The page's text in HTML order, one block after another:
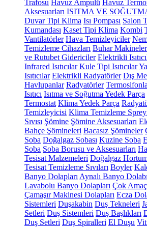
Trafosu Havuz Ampulü Havuz
Aksesuarları ISITMA VE
Duvar Tipi Klima Isı Pompası Salon
Kumandası Kaset Tipi Klima Kombi
Vantilatörler Hava Temizleyiciler
Temizleme Cihazları Buhar
ve Rutubet Gidericiler Elektrikli
Infrared Isıtıcılar Kule Tipi Isıtıcılar
Isıtıcılar Elektrikli Radyatörler Dış
Havlupanlar Radyatörler
Isıtıcı Isıtma ve Soğutma Yedek Parça
Termostat Klima Yedek Parça
Temizleyicisi Klima Temizleme
Sıvısı Şömine Şömine Aksesuarları
Bahçe Şömineleri Bacasız Şömineler
Soba Doğalgaz Sobası Kuzine Soba
Soba Soba Borusu ve Aksesuarları
Tesisat Malzemeleri Doğalgaz
Tesisat Temizleme Sıvıları Boyler
Banyo Dolapları Aynalı Banyo Dolabı
Lavabolu Banyo Dolapları Çok
Çamaşır Makinesi Dolapları Ecza
Sistemleri Duşakabin Duş Tekneleri
Setleri Duş Sistemleri Duş Başlıkları
Duş Setleri Duş Spiralleri El Duşu